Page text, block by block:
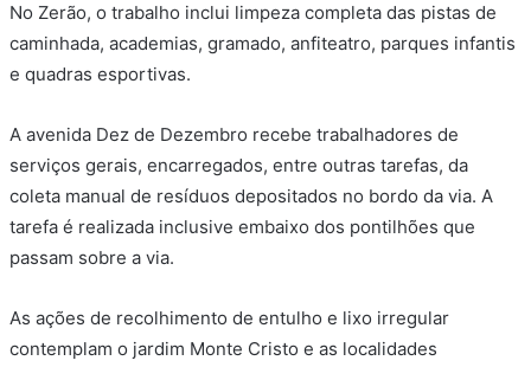
No Zerão, o trabalho inclui limpeza completa das pistas de
caminhada, academias, gramado, anfiteatro, parques infantis
e quadras esportivas.
A avenida Dez de Dezembro recebe trabalhadores de
serviços gerais, encarregados, entre outras tarefas, da
coleta manual de resíduos depositados no bordo da via. A
tarefa é realizada inclusive embaixo dos pontilhões que
passam sobre a via.
As ações de recolhimento de entulho e lixo irregular
contemplam o jardim Monte Cristo e as localidades